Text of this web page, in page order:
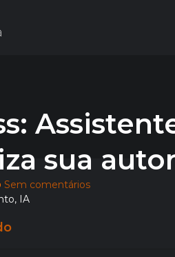
sua
Sem comentários
, IA